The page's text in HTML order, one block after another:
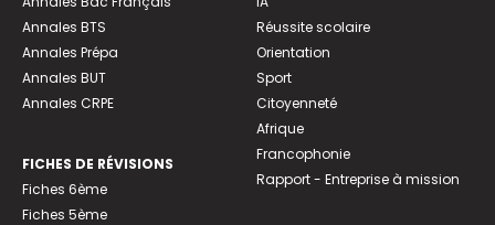
Annales BTS
Annales Prépa
Annales BUT
Annales CRPE
FICHES DE RÉVISIONS
Fiches 6ème
Fiches 5ème
Réussite scolaire
Orientation
Sport
Citoyenneté
Afrique
Francophonie
Rapport - Entreprise à mission